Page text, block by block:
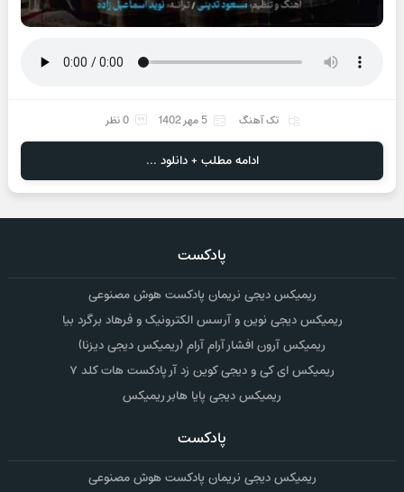
تک آهنگ 5 مهر 1402 0 نظر
ادامه مطلب + دانلود ...
پادکست
ریمیکس دیجی نریمان پادکست هوش مصنوعی
ریمیکس دیجی نوین و آرسس الکترونیک و فرهاد برگرد بیا
ریمیکس آرون افشار آرام آرام (ریمیکس دیجی دیزنا)
ریمیکس ای کی و دیجی کوین زد آر پادکست هات کلد ۷
ریمیکس دیجی پایا هابر ریمیکس
پادکست
ریمیکس دیجی نریمان پادکست هوش مصنوعی